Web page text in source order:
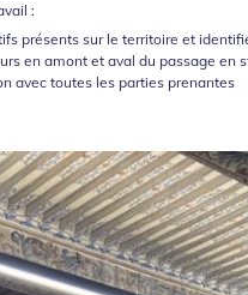
:
présents sur le territoire et
en amont et aval du passage en
avec toutes les parties prenantes